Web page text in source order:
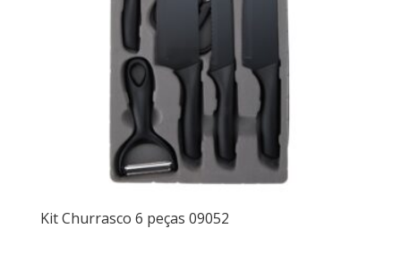
Kit Churrasco 6 peças 09052